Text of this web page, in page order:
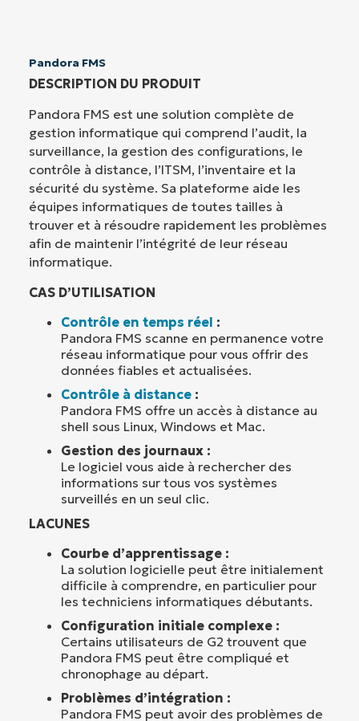
Pandora FMS
DESCRIPTION DU PRODUIT
Pandora FMS est une solution complète de
gestion informatique qui comprend l’audit, la
surveillance, la gestion des configurations, le
contrôle à distance, l’ITSM, l’inventaire et la
sécurité du système. Sa plateforme aide les
équipes informatiques de toutes tailles à
trouver et à résoudre rapidement les problèmes
afin de maintenir l’intégrité de leur réseau
informatique.
CAS D’UTILISATION
Contrôle en temps réel :
Pandora FMS scanne en permanence votre
réseau informatique pour vous offrir des
données fiables et actualisées.
Contrôle à distance :
Pandora FMS offre un accès à distance au
shell sous Linux, Windows et Mac.
Gestion des journaux :
Le logiciel vous aide à rechercher des
informations sur tous vos systèmes
surveillés en un seul clic.
LACUNES
Courbe d’apprentissage :
La solution logicielle peut être initialement
difficile à comprendre, en particulier pour
les techniciens informatiques débutants.
Configuration initiale complexe :
Certains utilisateurs de G2 trouvent que
Pandora FMS peut être compliqué et
chronophage au départ.
Problèmes d’intégration :
Pandora FMS peut avoir des problèmes de